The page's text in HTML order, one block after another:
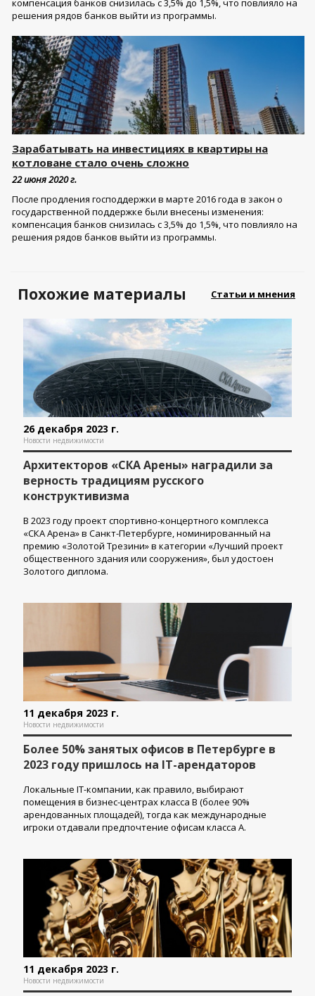
компенсация банков снизилась с 3,5% до 1,5%, что повлияло на
решения рядов банков выйти из программы.
Зарабатывать на инвестициях в квартиры на
котловане стало очень сложно
22 июня 2020 г.
После продления господдержки в марте 2016 года в закон о
государственной поддержке были внесены изменения:
компенсация банков снизилась с 3,5% до 1,5%, что повлияло на
решения рядов банков выйти из программы.
Статьи и мнения
Похожие материалы
26 декабря 2023 г.
Новости недвижимости
Архитекторов «СКА Арены» наградили за
верность традициям русского
конструктивизма
В 2023 году проект спортивно-концертного комплекса
«СКА Арена» в Санкт-Петербурге, номинированный на
премию «Золотой Трезини» в категории «Лучший проект
общественного здания или сооружения», был удостоен
Золотого диплома.
11 декабря 2023 г.
Новости недвижимости
Более 50% занятых офисов в Петербурге в
2023 году пришлось на IT-арендаторов
Локальные IT-компании, как правило, выбирают
помещения в бизнес-центрах класса В (более 90%
арендованных площадей), тогда как международные
игроки отдавали предпочтение офисам класса А.
11 декабря 2023 г.
Новости недвижимости